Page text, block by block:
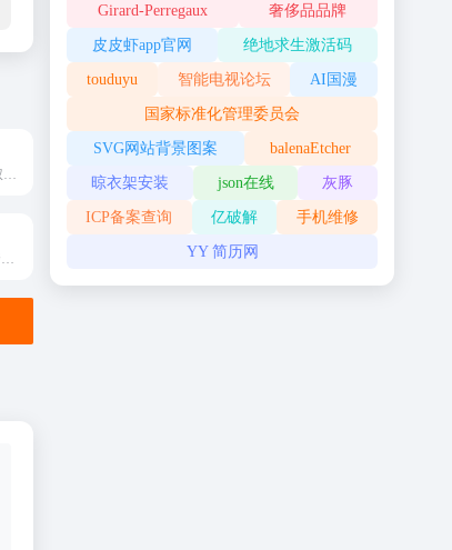
Girard-Perregaux 奢侈品品牌
皮皮虾app官网 绝地求生激活码
touduyu 智能电视论坛 AI国漫
国家标准化管理委员会
SVG网站背景图案 balenaEtcher
晾衣架安装 json在线 灰豚
ICP备案查询 亿破解 手机维修
YY 简历网